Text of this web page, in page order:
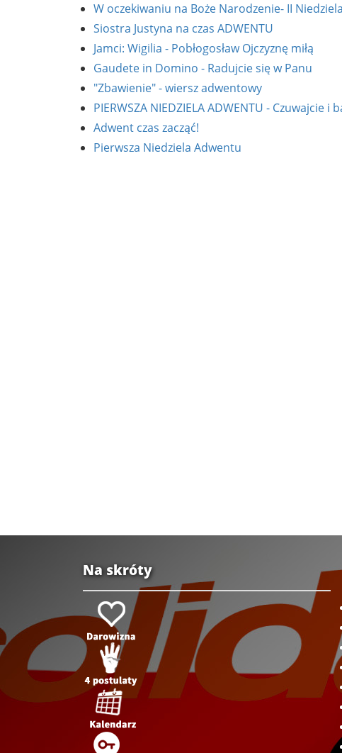
W oczekiwaniu na Boże Narodzenie- II
Siostra Justyna na czas ADWENTU
Jamci: Wigilia - Pobłogosław Ojczyznę miłą
Gaudete in Domino - Radujcie się w Panu
"Zbawienie" - wiersz adwentowy
PIERWSZA NIEDZIELA ADWENTU - Czuwajcie i
Adwent czas zacząć!
Pierwsza Niedziela Adwentu
Na skróty